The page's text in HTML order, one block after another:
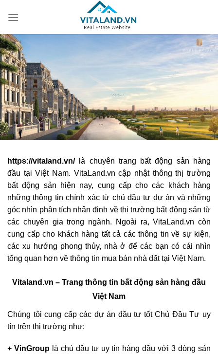
qua
dung
https://vitaland.vn/là chuyên trang bất động sản hàng
đầu tại Việt Nam. VitaLand.vn cập nhật thông thị trường
bất động sản hiện nay, cung cấp cho các khách hàng
những thông tin chính xác từ chủ đầu tư dự án và những
góc nhìn phân tích nhận định về thị trường bất động sản từ
các chuyên gia trong ngành. Ngoài ra, VitaLand.vn còn
cung cấp cho khách hàng tất cả các thông tin về sự kiện,
các xu hướng phong thủy, nhà ở để các bạn có cái nhìn
tổng quan hơn về thông tin mua bán nhà đất tại Việt Nam.
Vitaland.vn – Trang thông tin bất động sản hàng đầu
Việt Nam
Chúng tôi cung cấp các dự án đầu tư tốt Chủ Đầu Tư uy
tín trên thị trường như:
+ VinGrouplà chủ đầu tư uy tín hàng đầu với 3 dòng sản